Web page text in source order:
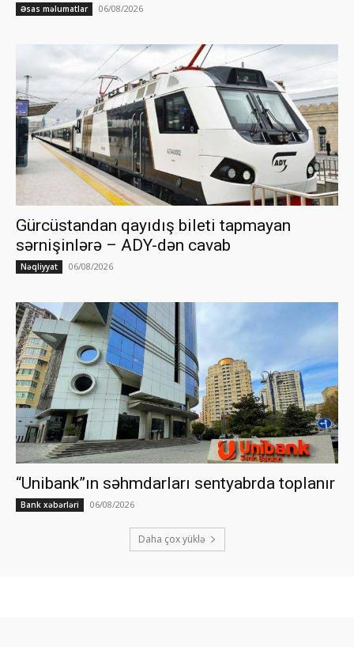
Əsas məlumatlar 06/08/2026
Gürcüstandan qayıdış bileti tapmayan
sərnişinlərə – ADY-dən cavab
Nəqliyyat 06/08/2026
“Unibank”ın səhmdarları sentyabrda toplanır
Bank xəbərləri 06/08/2026
Daha çox yüklə